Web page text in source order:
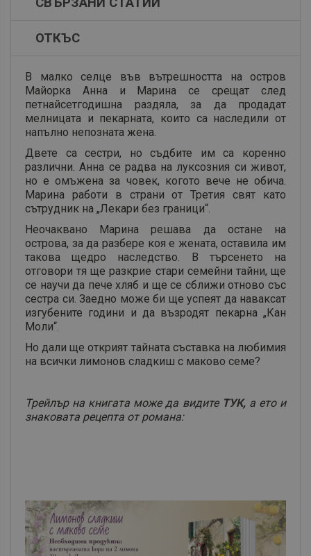
ОТКЪС
В малко селце във вътрешността на остров
Майорка Анна и Марина се срещат след
петнайсетгодишна раздяла, за да продадат
мелницата и пекарната, които са наследили от
напълно непозната жена.
Двете са сестри, но съдбите им са коренно
различни. Анна се радва на луксозния си живот,
но е омъжена за човек, когото вече не обича.
Марина работи в страни от Третия свят като
сътрудник на „Лекари без граници“.
Неочаквано Марина решава да остане на
острова, за да разбере коя е жената, оставила им
такова щедро наследство. В търсенето на
отговори тя ще разкрие стари семейни тайни, ще
се научи да пече хляб и ще се сближи отново със
сестра си. Заедно може би ще успеят да наваксат
изгубените години и да възродят пекарна „Кан
Моли“.
Но дали ще открият тайната съставка на любимия
на всички лимонов сладкиш с маково семе?
Трейлър на книгата може да видите ТУК,а ето и
знаковата рецепта от романа: